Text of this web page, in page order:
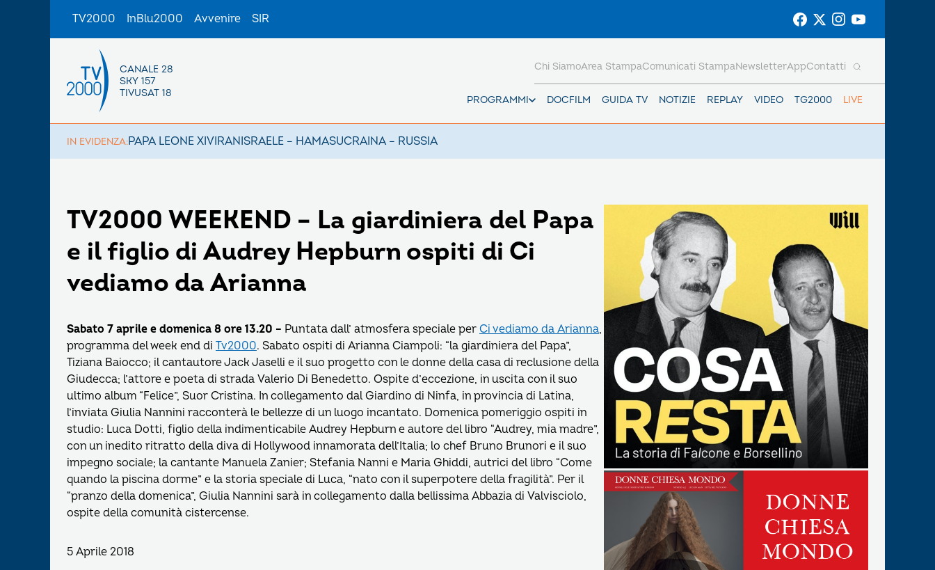
TV2000 InBlu2000 Avvenire SIR
CANALE 28
SKY 157
TIVUSAT 18
PROGRAMMI DOCFILM GUIDA TV NOTIZIE REPLAY VIDEO TG2000 LIVE
Chi SiamoArea StampaComunicati StampaNewsletterAppContatti
IN EVIDENZA:PAPA LEONE XIVIRANISRAELE – HAMASUCRAINA – RUSSIA
TV2000 WEEKEND – La giardiniera del Papa
e il figlio di Audrey Hepburn ospiti di Ci
vediamo da Arianna
Sabato 7 aprile e domenica 8 ore 13.20 – Puntata dall’ atmosfera speciale per Ci vediamo da Arianna,
programma del week end di Tv2000. Sabato ospiti di Arianna Ciampoli: “la giardiniera del Papa”,
Tiziana Baiocco; il cantautore Jack Jaselli e il suo progetto con le donne della casa di reclusione della
Giudecca; l’attore e poeta di strada Valerio Di Benedetto. Ospite d’eccezione, in uscita con il suo
ultimo album “Felice”, Suor Cristina. In collegamento dal Giardino di Ninfa, in provincia di Latina,
l’inviata Giulia Nannini racconterà le bellezze di un luogo incantato. Domenica pomeriggio ospiti in
studio: Luca Dotti, figlio della indimenticabile Audrey Hepburn e autore del libro “Audrey, mia madre”,
con un inedito ritratto della diva di Hollywood innamorata dell’Italia; lo chef Bruno Brunori e il suo
impegno sociale; la cantante Manuela Zanier; Stefania Nanni e Maria Ghiddi, autrici del libro “Come
quando la piscina dorme” e la storia speciale di Luca, “nato con il superpotere della fragilità”. Per il
“pranzo della domenica”, Giulia Nannini sarà in collegamento dalla bellissima Abbazia di Valvisciolo,
ospite della comunità cistercense.
5 Aprile 2018